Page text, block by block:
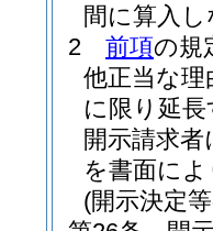
間に算入
2
前項の規
他正当な
に限り延
開示請求
を書面に
(開示決定